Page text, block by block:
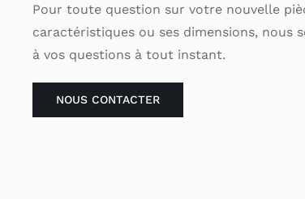
Pour toute question sur votre nouvelle
caractéristiques ou ses dimensions, nous
à vos questions à tout instant.
NOUS CONTACTER